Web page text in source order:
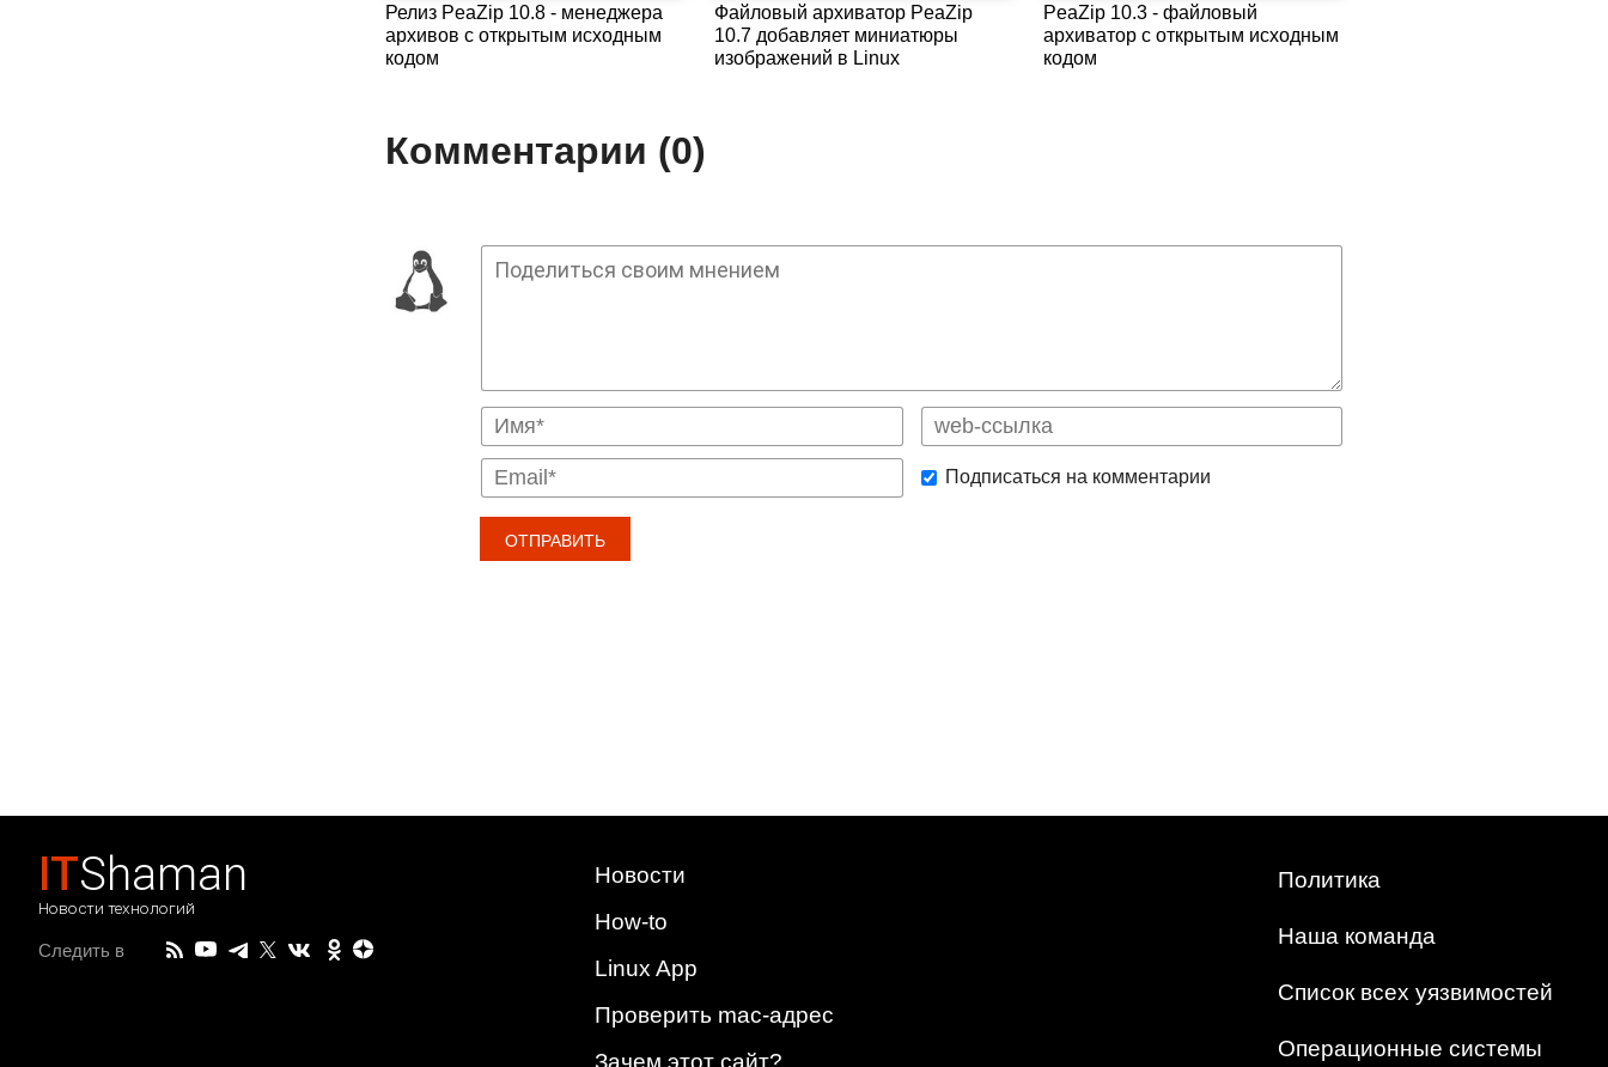
Релиз PeaZip 10.8 - менеджера
архивов с открытым исходным
кодом
Файловый архиватор PeaZip
10.7 добавляет миниатюры
изображений в Linux
PeaZip 10.3 - файловый
архиватор с открытым исходным
кодом
Комментарии (0)
Подписаться на комментарии
ITShaman
Новости технологий
Следить в
Новости
How-to
Linux App
Проверить mac-адрес
Зачем этот сайт?
Политика
Наша команда
Список всех уязвимостей
Операционные системы